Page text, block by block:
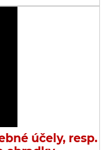
účely, resp.